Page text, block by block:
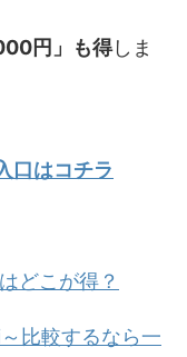
円」も得しま
口はコチラ
どこが得？
比較するなら一